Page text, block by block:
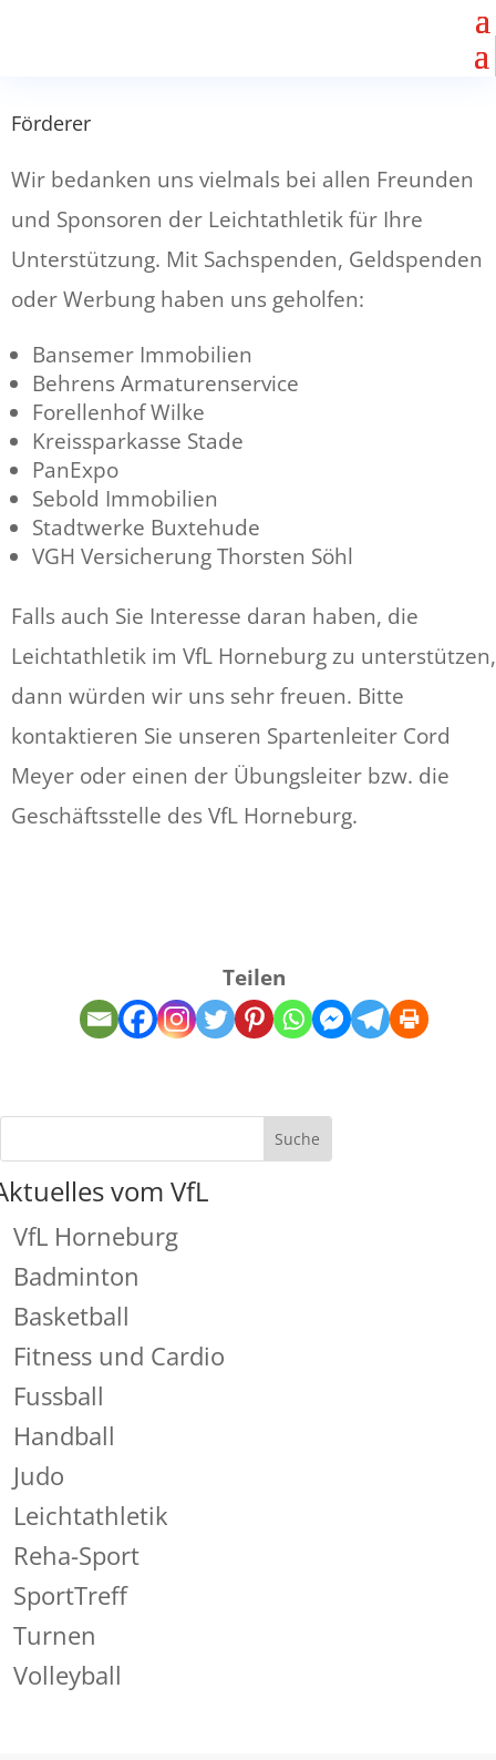
Förderer
Wir bedanken uns vielmals bei allen Freunden
und Sponsoren der Leichtathletik für Ihre
Unterstützung. Mit Sachspenden, Geldspenden
oder Werbung haben uns geholfen:
Bansemer Immobilien
Behrens Armaturenservice
Forellenhof Wilke
Kreissparkasse Stade
PanExpo
Sebold Immobilien
Stadtwerke Buxtehude
VGH Versicherung Thorsten Söhl
Falls auch Sie Interesse daran haben, die
Leichtathletik im VfL Horneburg zu unterstützen,
dann würden wir uns sehr freuen. Bitte
kontaktieren Sie unseren Spartenleiter Cord
Meyer oder einen der Übungsleiter bzw. die
Geschäftsstelle des VfL Horneburg.
Teilen
vom VfL
VfL Horneburg
Badminton
Basketball
Fitness und Cardio
Fussball
Handball
Judo
Leichtathletik
Reha-Sport
SportTreff
Turnen
Volleyball